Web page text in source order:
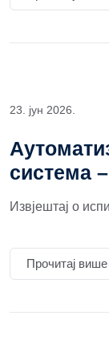
23. јун 2026.
система
Извјештај о
Прочитај више